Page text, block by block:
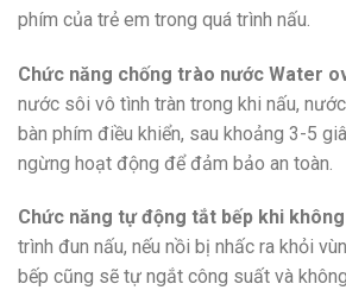
phím của trẻ em trong quá trình nấu.
Chức năng chống trào nước Water
nước sôi vô tình tràn trong khi nấu,
bàn phím điều khiển, sau khoảng 3-5
ngừng hoạt động để đảm bảo an toàn.
Chức năng tự động tắt bếp khi
trình đun nấu, nếu nồi bị nhấc ra khỏi
bếp cũng sẽ tự ngắt công suất và